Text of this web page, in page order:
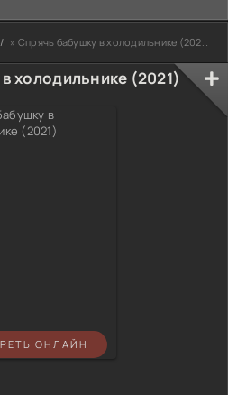
» Спрячь бабушку в холодильнике (2021)
холодильнике (2021)
ОНЛАЙН